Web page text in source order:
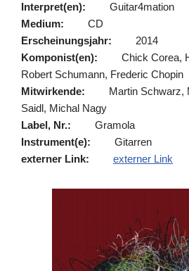
Interpret(en):
Guitar4mation
Medium:
CD
Erscheinungsjahr:
2014
Komponist(en):
Chick Corea,
Robert Schumann, Frederic Chopin
Mitwirkende:
Martin Schwarz,
Saidl, Michal Nagy
Label, Nr.:
Gramola
Instrument(e):
Gitarren
externer Link:
externer Link